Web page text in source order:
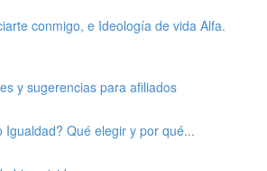
conmigo, e Ideología de vida Alfa.
y sugerencias para afiliados
Igualdad? Qué elegir y por qué...